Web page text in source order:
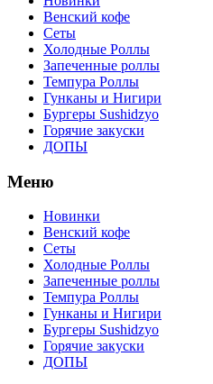
Венский кофе
Сеты
Холодные Роллы
Запеченные роллы
Темпура Роллы
Гунканы и Нигири
Бургеры Sushidzyo
Горячие закуски
ДОПЫ
Меню
Новинки
Венский кофе
Сеты
Холодные Роллы
Запеченные роллы
Темпура Роллы
Гунканы и Нигири
Бургеры Sushidzyo
Горячие закуски
ДОПЫ